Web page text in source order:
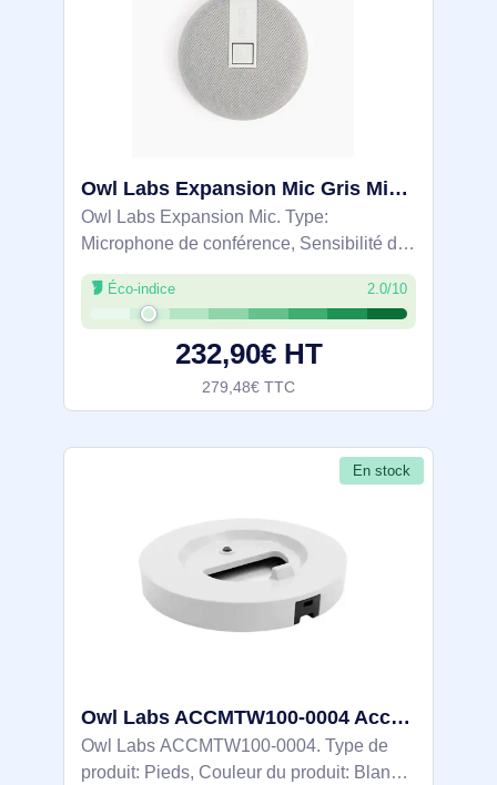
Owl Labs Expansion Mic Gris Microphone de conférence - EXM100-1000
Owl Labs Expansion Mic. Type:
Microphone de conférence, Sensibilité du
microphone: 72 dB, Type de direction de
microphone: Cardioïde. Technologie de
connectivité: Avec fil, Interface de
Éco-indice 2.0/10
232,90€ HT
279,48€ TTC
En stock
Owl Labs ACCMTW100-0004 Accessoire de vidéo-conférence Pieds Blanc
Owl Labs ACCMTW100-0004. Type de
produit: Pieds, Couleur du produit: Blanc,